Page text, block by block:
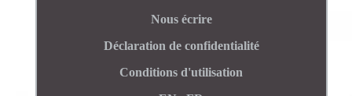
Nous écrire
Déclaration de confidentialité
Conditions d'utilisation